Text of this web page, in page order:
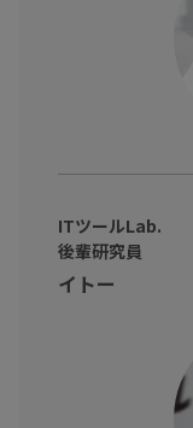
※動画内のデータや
ITツールLab.
後輩研究員
イトー